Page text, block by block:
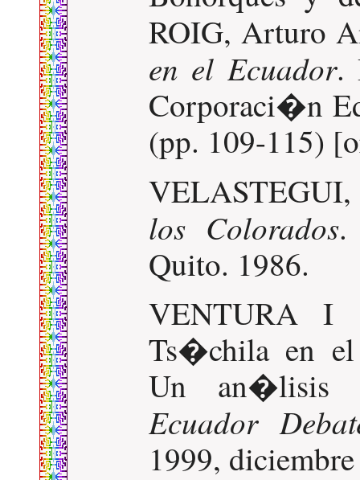
ROIG, Arturo
en el Ecuador.
Corporaci�n
(pp. 109-115)
los Colorados.
Quito. 1986.
VENTURA I
Ts�chila en el
Un an�lisis
Ecuador
1999,